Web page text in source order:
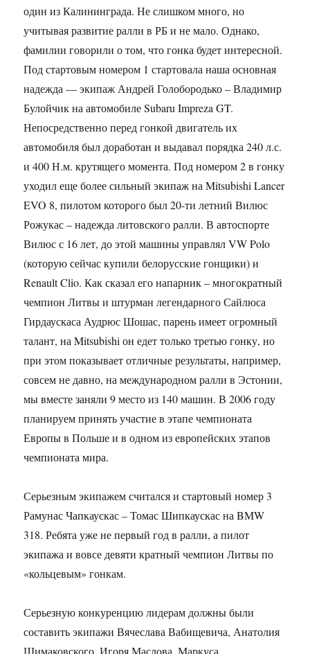
один из Калининграда. Не слишком много, но
учитывая развитие ралли в РБ и не мало. Однако,
фамилии говорили о том, что гонка будет интересной.
Под стартовым номером 1 стартовала наша основная
надежда — экипаж Андрей Голобородько – Владимир
Булойчик на автомобиле Subaru Impreza GT.
Непосредственно перед гонкой двигатель их
автомобиля был доработан и выдавал порядка 240 л.с.
и 400 Н.м. крутящего момента. Под номером 2 в гонку
уходил еще более сильный экипаж на Mitsubishi Lancer
EVO 8, пилотом которого был 20-ти летний Вилюс
Рожукас – надежда литовского ралли. В автоспорте
Вилюс с 16 лет, до этой машины управлял VW Polo
(которую сейчас купили белорусские гонщики) и
Renault Clio. Как сказал его напарник – многократный
чемпион Литвы и штурман легендарного Сайлюса
Гирдаускаса Аудрюс Шошас, парень имеет огромный
талант, на Mitsubishi он едет только третью гонку, но
при этом показывает отличные результаты, например,
совсем не давно, на международном ралли в Эстонии,
мы вместе заняли 9 место из 140 машин. В 2006 году
планируем принять участие в этапе чемпионата
Европы в Польше и в одном из европейских этапов
чемпионата мира.
Серьезным экипажем считался и стартовый номер 3
Рамунас Чапкаускас – Томас Шипкаускас на BMW
318. Ребята уже не первый год в ралли, а пилот
экипажа и вовсе девяти кратный чемпион Литвы по
«кольцевым» гонкам.
Серьезную конкуренцию лидерам должны были
составить экипажи Вячеслава Вабищевича, Анатолия